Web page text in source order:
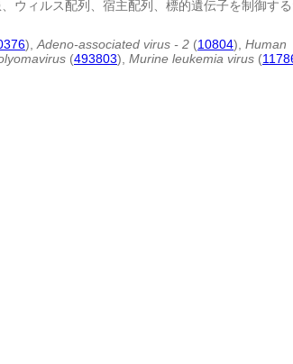
ウィルス配列、宿主配列、標的遺伝子を制御す
), Adeno-associated virus - 2 (10804), Human
(493803), Murine leukemia virus (